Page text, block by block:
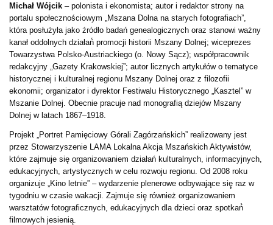
Michał Wójcik – polonista i ekonomista; autor i redaktor strony na
portalu społecznościowym „Mszana Dolna na starych fotografiach”,
która posłużyła jako źródło badań genealogicznych oraz stanowi ważny
kanał oddolnych działań́ promocji historii Mszany Dolnej; wiceprezes
Towarzystwa Polsko-Austriackiego (o. Nowy Sącz); współpracownik
redakcyjny „Gazety Krakowskiej”; autor licznych artykułów o tematyce
historycznej i kulturalnej regionu Mszany Dolnej oraz z filozofii
ekonomii; organizator i dyrektor Festiwalu Historycznego „Kasztel” w
Mszanie Dolnej. Obecnie pracuje nad monografią dziejów Mszany
Dolnej w latach 1867–1918.
Projekt „Portret Pamięciowy Górali Zagórzańskich” realizowany jest
przez Stowarzyszenie LAMA Lokalna Akcja Mszańskich Aktywistów,
które zajmuje się organizowaniem działań kulturalnych, informacyjnych,
edukacyjnych, artystycznych w celu rozwoju regionu. Od 2008 roku
organizuje „Kino letnie” – wydarzenie plenerowe odbywające się̨ raz w
tygodniu w czasie wakacji. Zajmuje się̨ również̇ organizowaniem
warsztatów fotograficznych, edukacyjnych dla dzieci oraz spotkań́
filmowych jesienią̨.